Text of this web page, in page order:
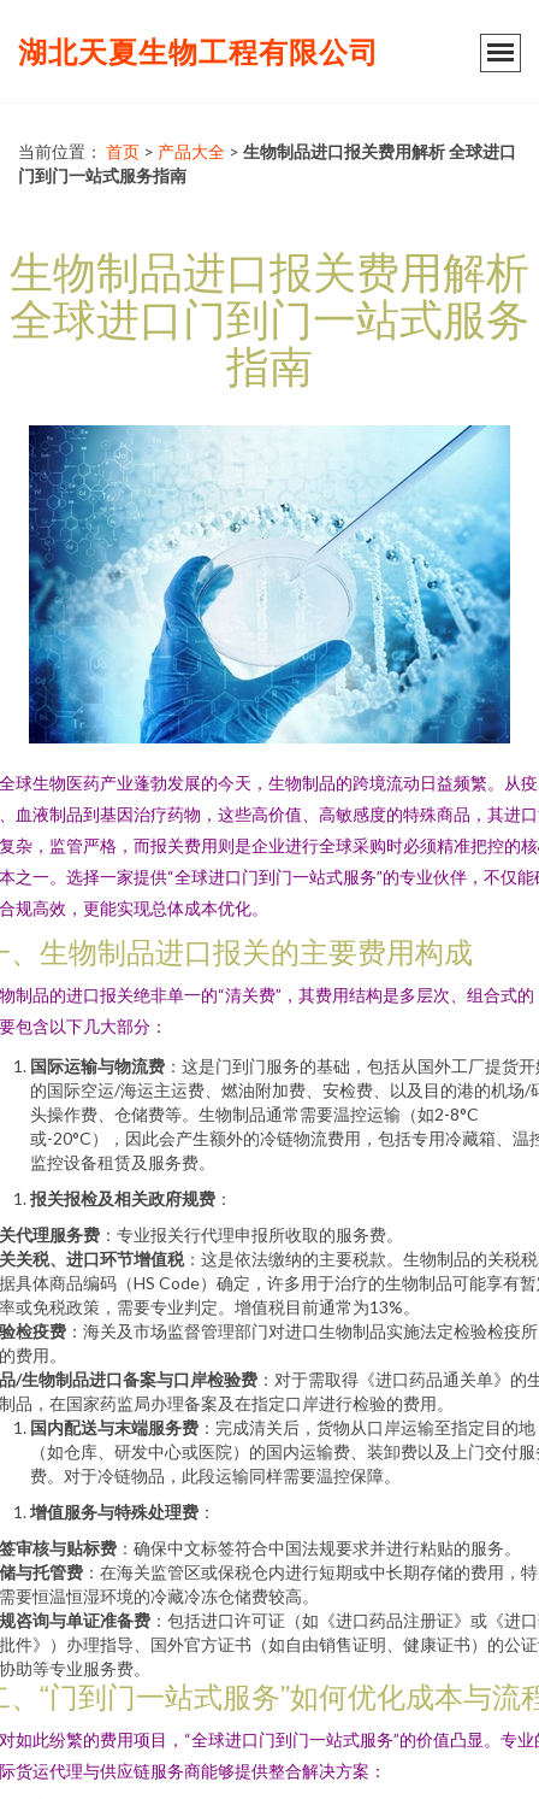
湖北天夏生物工程有限公司
当前位置： 首页 > 产品大全 > 生物制品进口报关费用解析 全球进口
门到门一站式服务指南
生物制品进口报关费用解析
全球进口门到门一站式服务
指南
球生物医药产业蓬勃发展的今天，生物制品的跨境流动日益频繁。从疫
血液制品到基因治疗药物，这些高价值、高敏感度的特殊商品，其进
杂，监管严格，而报关费用则是企业进行全球采购时必须精准把控的
之一。选择一家提供“全球进口门到门一站式服务”的专业伙伴，不仅能
规高效，更能实现总体成本优化。
、生物制品进口报关的主要费用构成
制品的进口报关绝非单一的“清关费”，其费用结构是多层次、组合式的
包含以下几大部分：
国际运输与物流费 ：这是门到门服务的基础，包括从国外工厂提货
的国际空运/海运主运费、燃油附加费、安检费、以及目的港的机场/
头操作费、仓储费等。生物制品通常需要温控运输（如2-8°C
或-20°C），因此会产生额外的冷链物流费用，包括专用冷藏箱、温
监控设备租赁及服务费。
报关报检及相关政府规费 ：
代理服务费 ：专业报关行代理申报所收取的服务费。
关税、进口环节增值税：这是依法缴纳的主要税款。生物制品的关税
具体商品编码（HS Code）确定，许多用于治疗的生物制品可能享有
或免税政策，需要专业判定。增值税目前通常为13%。
检疫费 ：海关及市场监督管理部门对进口生物制品实施法定检验检疫
费用。
/生物制品进口备案与口岸检验费 ：对于需取得《进口药品通关单》的
品，在国家药监局办理备案及在指定口岸进行检验的费用。
国内配送与末端服务费 ：完成清关后，货物从口岸运输至指定目的地
（如仓库、研发中心或医院）的国内运输费、装卸费以及上门交付
费。对于冷链物品，此段运输同样需要温控保障。
增值服务与特殊处理费 ：
审核与贴标费 ：确保中文标签符合中国法规要求并进行粘贴的服务。
与托管费 ：在海关监管区或保税仓内进行短期或中长期存储的费用，
要恒温恒湿环境的冷藏冷冻仓储费较高。
咨询与单证准备费 ：包括进口许可证（如《进口药品注册证》或《进
件》）办理指导、国外官方证书（如自由销售证明、健康证书）的公
助等专业服务费。
、“门到门一站式服务”如何优化成本与流
如此纷繁的费用项目，“全球进口门到门一站式服务”的价值凸显。专业
货运代理与供应链服务商能够提供整合解决方案：